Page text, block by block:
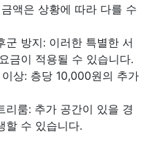
액은 상황에 따라 다를 수
군 방지: 이러한 특별한 서
금이 적용될 수 있습니다.
상: 층당 10,000원의 추가
리룸: 추가 공간이 있을 경
할 수 있습니다.